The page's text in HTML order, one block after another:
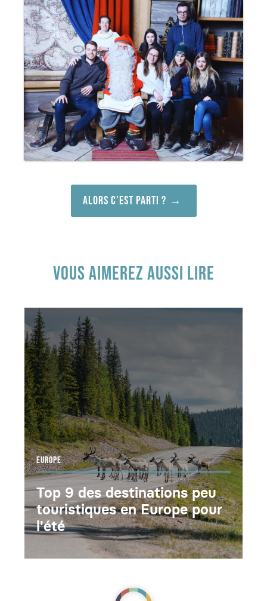
Alors c’est parti ?
VOUS AIMEREZ AUSSI LIRE
EUROPE
Top 9 des destinations peu
touristiques en Europe pour
l'été